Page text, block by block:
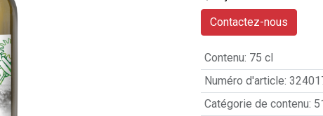
Contactez-nous
Contenu: 75 cl
Numéro d'article:
Catégorie de contenu: